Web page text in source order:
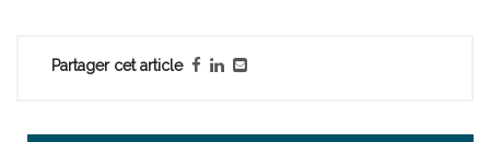
Partager cet article